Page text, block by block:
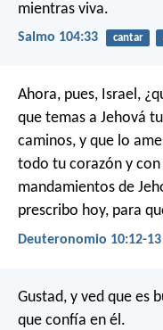
mientras viva.
Salmo 104:33 cantar
Ahora, pues, Israel,
que temas a Jehová
caminos, y que lo
todo tu corazón y
mandamientos de
prescribo hoy, para
Deuteronomio 10:12-13
Gustad, y ved que es
que confía en él.